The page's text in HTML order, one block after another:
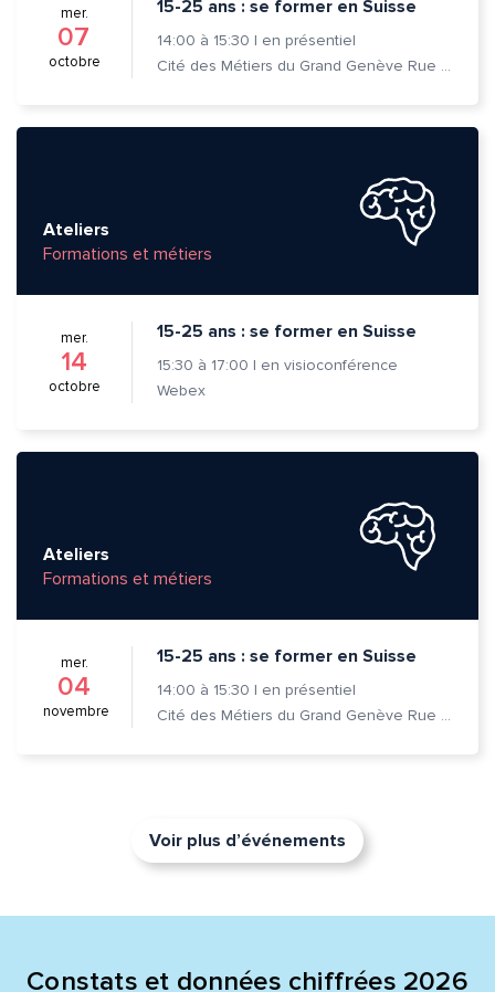
mer.
07
octobre
15-25 ans : se former en Suisse
14:00 à 15:30 | en présentiel
Cité des Métiers du Grand Genève Rue Prévost-Martin 6 1205 Genève
Ateliers
Formations et métiers
mer.
14
octobre
15-25 ans : se former en Suisse
15:30 à 17:00 | en visioconférence
Webex
Ateliers
Formations et métiers
mer.
04
novembre
15-25 ans : se former en Suisse
14:00 à 15:30 | en présentiel
Cité des Métiers du Grand Genève Rue Prévost-Martin 6 1205 Genève
Voir plus d’événements
Constats et données chiffrées 2026